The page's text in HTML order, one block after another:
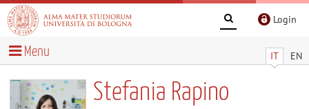
Login
IT EN
Menu
Stefania Rapino